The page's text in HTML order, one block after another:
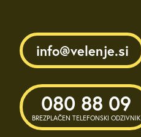
info@velenje.si
080 88 09
BREZPLAČEN TELEFONSKI ODZIVNIK